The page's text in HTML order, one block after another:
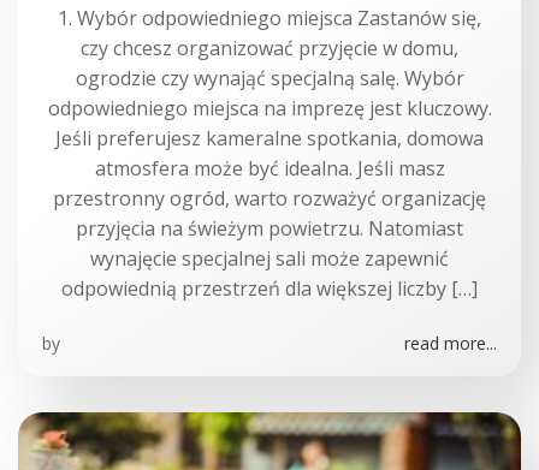
1. Wybór odpowiedniego miejsca Zastanów się,
czy chcesz organizować przyjęcie w domu,
ogrodzie czy wynająć specjalną salę. Wybór
odpowiedniego miejsca na imprezę jest kluczowy.
Jeśli preferujesz kameralne spotkania, domowa
atmosfera może być idealna. Jeśli masz
przestronny ogród, warto rozważyć organizację
przyjęcia na świeżym powietrzu. Natomiast
wynajęcie specjalnej sali może zapewnić
odpowiednią przestrzeń dla większej liczby […]
by read more...